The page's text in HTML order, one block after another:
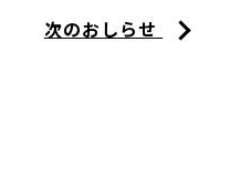
次のおしらせ